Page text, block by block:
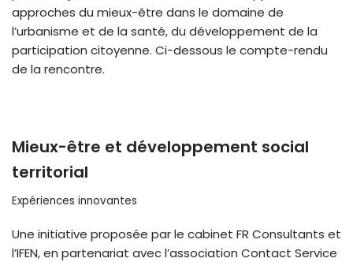
approches du mieux-être dans le domaine de
l’urbanisme et de la santé, du développement de la
participation citoyenne. Ci-dessous le compte-rendu
de la rencontre.
Mieux-être et développement social
territorial
Expériences innovantes
Une initiative proposée par le cabinet FR Consultants et
l’IFEN, en partenariat avec l’association Contact Service